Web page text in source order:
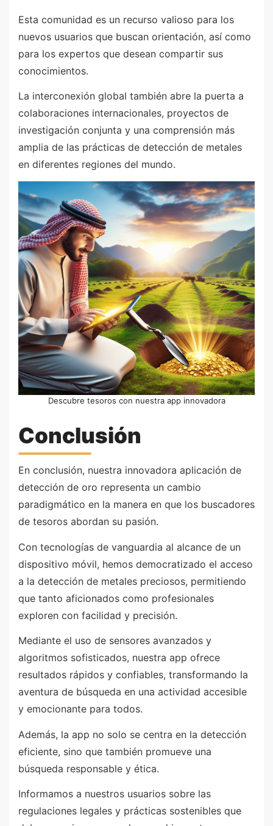
Esta comunidad es un recurso valioso para los
nuevos usuarios que buscan orientación, así como
para los expertos que desean compartir sus
conocimientos.
La interconexión global también abre la puerta a
colaboraciones internacionales, proyectos de
investigación conjunta y una comprensión más
amplia de las prácticas de detección de metales
en diferentes regiones del mundo.
Descubre tesoros con nuestra app innovadora
Conclusión
En conclusión, nuestra innovadora aplicación de
detección de oro representa un cambio
paradigmático en la manera en que los buscadores
de tesoros abordan su pasión.
Con tecnologías de vanguardia al alcance de un
dispositivo móvil, hemos democratizado el acceso
a la detección de metales preciosos, permitiendo
que tanto aficionados como profesionales
exploren con facilidad y precisión.
Mediante el uso de sensores avanzados y
algoritmos sofisticados, nuestra app ofrece
resultados rápidos y confiables, transformando la
aventura de búsqueda en una actividad accesible
y emocionante para todos.
Además, la app no solo se centra en la detección
eficiente, sino que también promueve una
búsqueda responsable y ética.
Informamos a nuestros usuarios sobre las
regulaciones legales y prácticas sostenibles que